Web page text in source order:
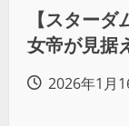
【スター
女帝が見据
2026年1月